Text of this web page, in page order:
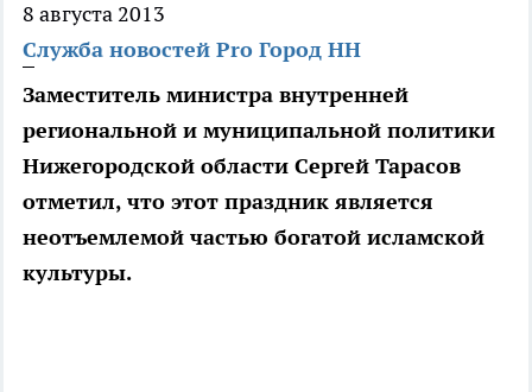
8 августа 2013
Служба новостей Pro Город НН
Заместитель министра внутренней
региональной и муниципальной политики
Нижегородской области Сергей Тарасов
отметил, что этот праздник является
неотъемлемой частью богатой исламской
культуры.